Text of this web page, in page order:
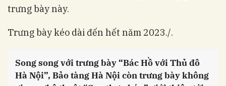
trưng bày này.
Trưng bày kéo dài đến hết năm 2023./.
Song song với trưng bày “Bác Hồ với Thủ đô
Hà Nội”, Bảo tàng Hà Nội còn trưng bày không